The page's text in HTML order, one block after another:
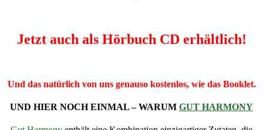
Jetzt auch als Hörbuch CD erhältlich!
Und das natürlich von uns genauso kostenlos, wie das Booklet.
UND HIER NOCH EINMAL – WARUM GUT HARMONY